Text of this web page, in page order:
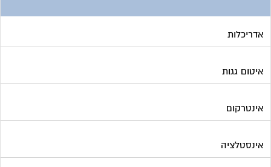
אדריכלות
איטום גגות
אינטרקום
אינסטלציה